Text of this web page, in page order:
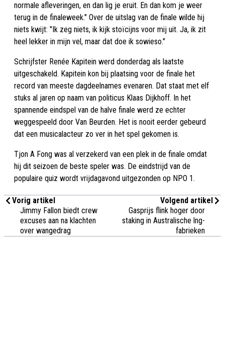
normale afleveringen, en dan lig je eruit. En dan kom je weer
terug in de finaleweek." Over de uitslag van de finale wilde hij
niets kwijt: "Ik zeg niets, ik kijk stoïcijns voor mij uit. Ja, ik zit
heel lekker in mijn vel, maar dat doe ik sowieso."
Schrijfster Renée Kapitein werd donderdag als laatste
uitgeschakeld. Kapitein kon bij plaatsing voor de finale het
record van meeste dagdeelnames evenaren. Dat staat met elf
stuks al jaren op naam van politicus Klaas Dijkhoff. In het
spannende eindspel van de halve finale werd ze echter
weggespeeld door Van Beurden. Het is nooit eerder gebeurd
dat een musicalacteur zo ver in het spel gekomen is.
Tjon A Fong was al verzekerd van een plek in de finale omdat
hij dit seizoen de beste speler was. De eindstrijd van de
populaire quiz wordt vrijdagavond uitgezonden op NPO 1.
Vorig artikel
Jimmy Fallon biedt crew
excuses aan na klachten
over wangedrag
Volgend artikel
Gasprijs flink hoger door
staking in Australische lng-
fabrieken